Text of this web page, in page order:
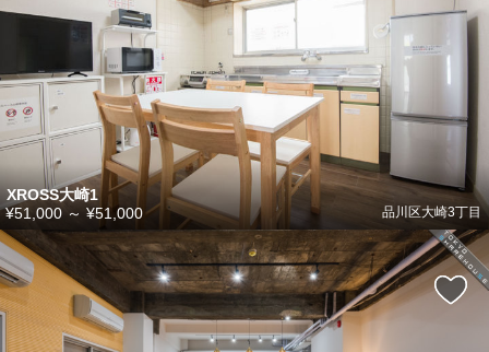
XROSS大崎1
品川区大崎3丁目
¥51,000～ ¥51,000